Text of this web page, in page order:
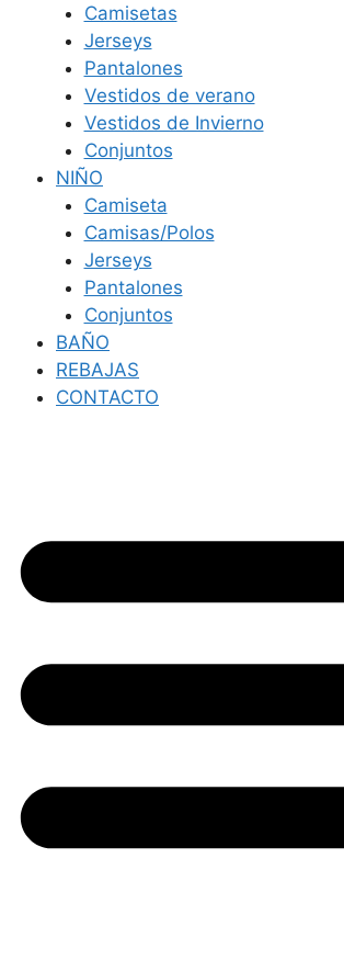
Camisetas
Jerseys
Pantalones
Vestidos de verano
Vestidos de Invierno
Conjuntos
NIÑO
Camiseta
Camisas/Polos
Jerseys
Pantalones
Conjuntos
BAÑO
REBAJAS
CONTACTO